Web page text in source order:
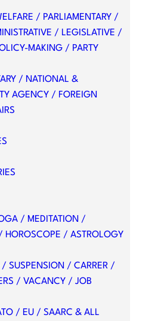
/ PARLIAMENTARY /
/ LEGISLATIVE /
MAKING / PARTY
/ NATIONAL &
AGENCY / FOREIGN
/ MEDITATION /
HOROSCOPE / ASTROLOGY
/ SUSPENSION / CARRER /
/ VACANCY / JOB
/ EU / SAARC & ALL